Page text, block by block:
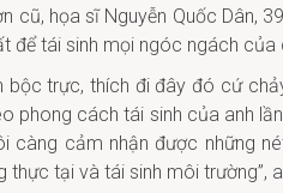
họa sĩ Nguyễn Quốc Dân,
để tái sinh mọi ngóc ngách của
bộc trực, thích đi đây đó cứ
phong cách tái sinh của anh
càng cảm nhận được những
tại và tái sinh môi trường”,